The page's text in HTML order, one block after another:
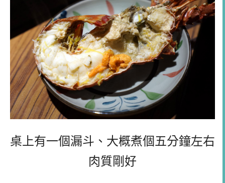
桌上有一個漏斗、大概煮個五分鐘左右
肉質剛好